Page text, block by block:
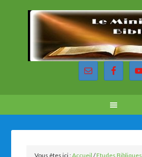
Vous êtes ici :Accueil /Etudes Bibliques